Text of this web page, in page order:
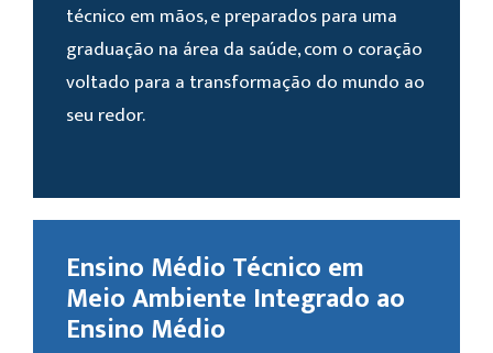
técnico em mãos, e preparados para uma
graduação na área da saúde, com o coração
voltado para a transformação do mundo ao
seu redor.
Ensino Médio Técnico em
Meio Ambiente Integrado ao
Ensino Médio